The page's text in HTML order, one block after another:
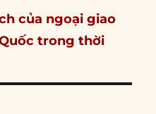
của ngoại giao
trong thời